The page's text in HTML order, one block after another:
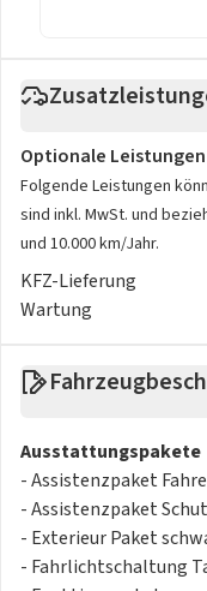
Optionale Leistungen
Folgende Leistungen
sind inkl. MwSt. und
und 10.000 km/Jahr.
KFZ-Lieferung
Wartung
Ausstattungspakete
- Assistenzpaket
- Assistenzpaket
- Exterieur Paket
- Fahrlichtschaltung